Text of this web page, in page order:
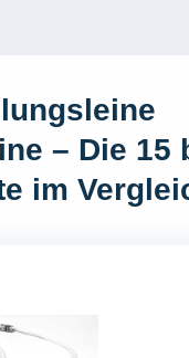
– Die 15
im